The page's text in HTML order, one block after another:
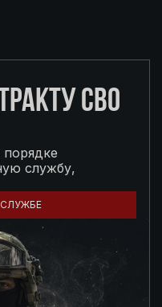
СВО
службу,